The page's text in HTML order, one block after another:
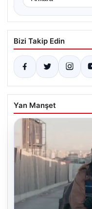
Bizi Takip Edin
Yan Manşet